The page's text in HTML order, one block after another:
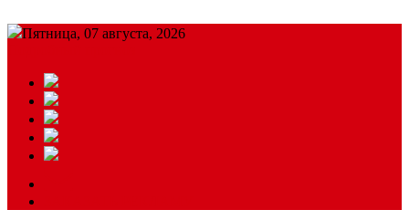
Пятница, 07 августа, 2026